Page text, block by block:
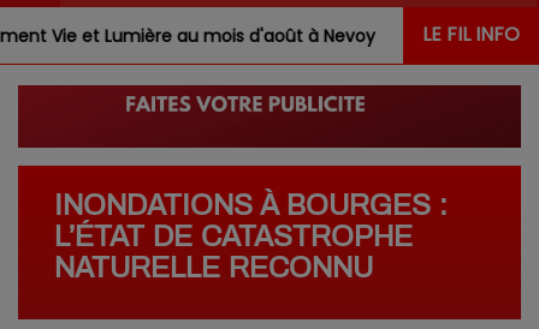
LE FIL INFO
Vie et Lumière au mois d'août à Nevoy Louis,
INONDATIONS À BOURGES :
L’ÉTAT DE CATASTROPHE
NATURELLE RECONNU